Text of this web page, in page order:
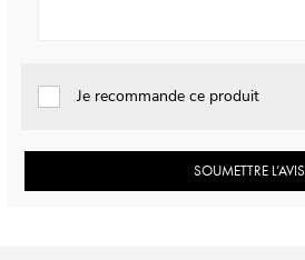
Je recommande ce produit
SOUMETTRE L’AVIS